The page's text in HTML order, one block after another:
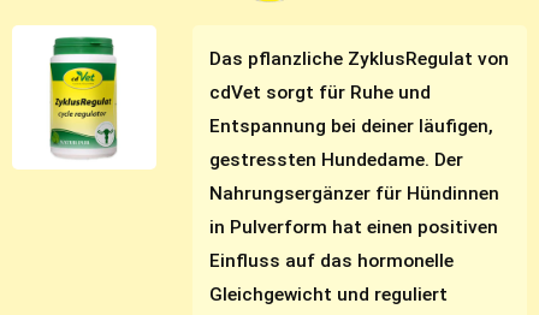
Das pflanzliche ZyklusRegulat von
cdVet sorgt für Ruhe und
Entspannung bei deiner läufigen,
gestressten Hundedame. Der
Nahrungsergänzer für Hündinnen
in Pulverform hat einen positiven
Einfluss auf das hormonelle
Gleichgewicht und reguliert